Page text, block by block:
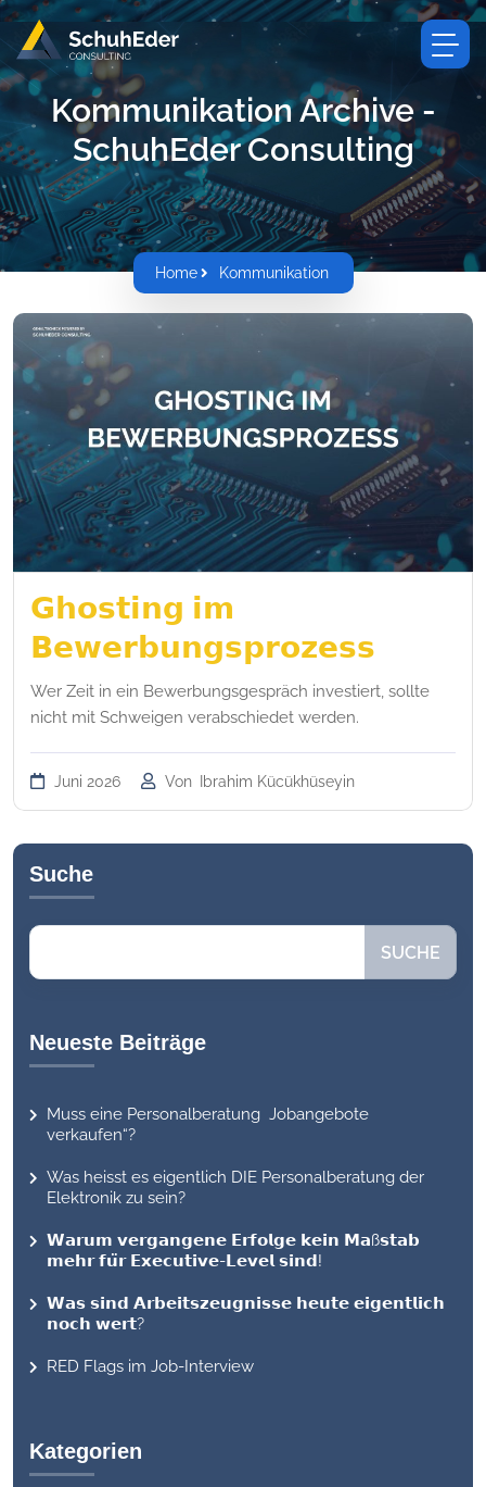
Kommunikation Archive -
SchuhEder Consulting
Home Kommunikation
𝗚𝗵𝗼𝘀𝘁𝗶𝗻𝗴 𝗶𝗺
𝗕𝗲𝘄𝗲𝗿𝗯𝘂𝗻𝗴𝘀𝗽𝗿𝗼𝘇𝗲𝘀𝘀
Wer Zeit in ein Bewerbungsgespräch investiert, sollte
nicht mit Schweigen verabschiedet werden.
Juni 2026 Von Ibrahim Kücükhüseyin
Suche
Suchen SUCHE
Neueste Beiträge
Muss eine Personalberatung Jobangebote
verkaufen“?
Was heisst es eigentlich DIE Personalberatung der
Elektronik zu sein?
𝗪𝗮𝗿𝘂𝗺 𝘃𝗲𝗿𝗴𝗮𝗻𝗴𝗲𝗻𝗲 𝗘𝗿𝗳𝗼𝗹𝗴𝗲 𝗸𝗲𝗶𝗻 𝗠𝗮ß𝘀𝘁𝗮𝗯
𝗺𝗲𝗵𝗿 𝗳𝘂̈𝗿 𝗘𝘅𝗲𝗰𝘂𝘁𝗶𝘃𝗲-𝗟𝗲𝘃𝗲𝗹 𝘀𝗶𝗻𝗱!
𝗪𝗮𝘀 𝘀𝗶𝗻𝗱 𝗔𝗿𝗯𝗲𝗶𝘁𝘀𝘇𝗲𝘂𝗴𝗻𝗶𝘀𝘀𝗲 𝗵𝗲𝘂𝘁𝗲 𝗲𝗶𝗴𝗲𝗻𝘁𝗹𝗶𝗰𝗵
𝗻𝗼𝗰𝗵 𝘄𝗲𝗿𝘁?
RED Flags im Job-Interview
Kategorien